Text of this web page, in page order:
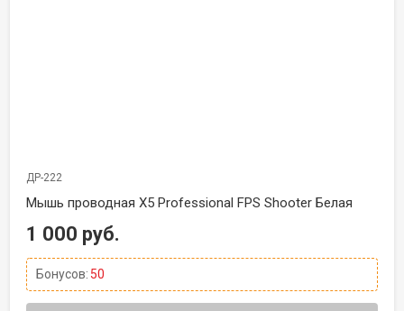
ДР-222
Мышь проводная X5 Professional FPS Shooter Белая
1 000 руб.
Бонусов: 50